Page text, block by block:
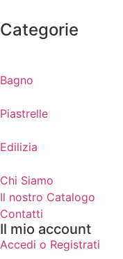
Categorie
Bagno
Piastrelle
Edilizia
Chi Siamo
Il nostro Catalogo
Contatti
Il mio account
Accedi o Registrati